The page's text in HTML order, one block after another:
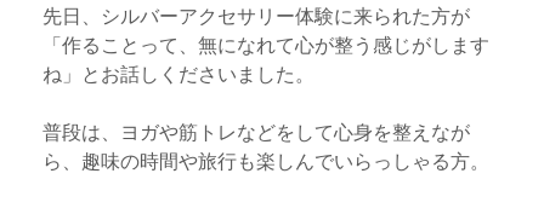
先日、シルバーアクセサリー体験に来られた方が
「作ることって、無になれて心が整う感じがします
ね」とお話しくださいました。
普段は、ヨガや筋トレなどをして心身を整えなが
ら、趣味の時間や旅行も楽しんでいらっしゃる方。